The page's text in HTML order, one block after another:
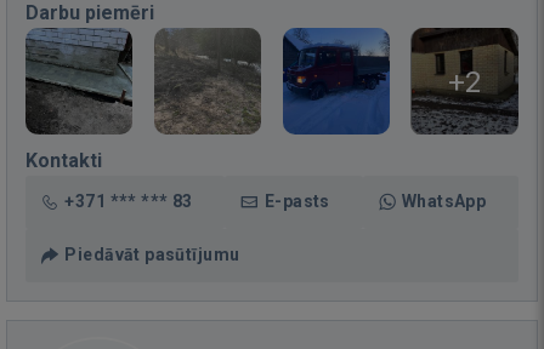
Darbu piemēri
+2
Kontakti
+371 *** *** 83 E-pasts WhatsApp
Piedāvāt pasūtījumu